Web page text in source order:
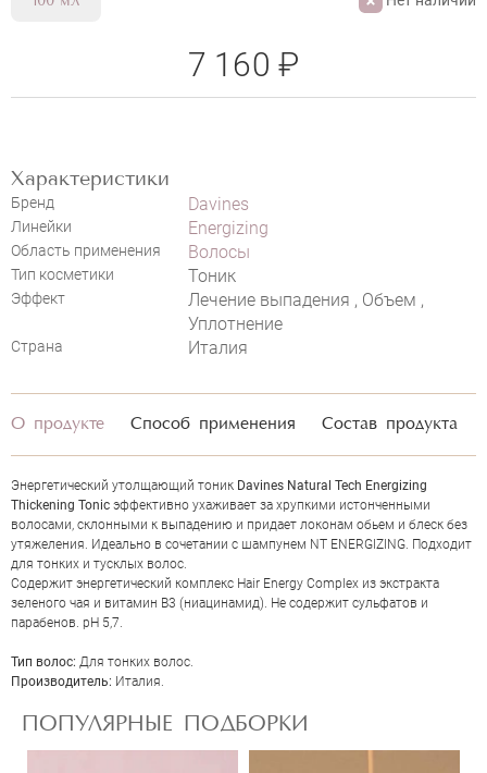
Характеристики
Бренд Davines
Линейки Energizing
Область применения Волосы
Тип косметики Тоник
Эффект
Лечение выпадения , Объем ,
Уплотнение
Страна Италия
7 160 ₽
Отправить
О продукте Способ применения Состав продукта
Энергетический утолщающий тоник Davines Natural Tech Energizing
Thickening Tonic эффективно ухаживает за хрупкими истонченными
волосами, склонными к выпадению и придает локонам обьем и блеск без
утяжеления. Идеально в сочетании с шампунем NT ENERGIZING. Подходит
для тонких и тусклых волос.
Содержит энергетический комплекс Hair Energy Complex из экстракта
зеленого чая и витамин В3 (ниацинамид). Не содержит сульфатов и
парабенов. pH 5,7.
Тип волос: Для тонких волос.
Производитель: Италия.
ПОПУЛЯРНЫЕ ПОДБОРКИ